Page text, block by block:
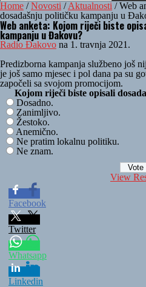
Home /Novosti /Aktualnosti /Web
dosadašnju političku kampanju u
Web anketa: Kojom riječi biste
kampanju u Đakovu?
Radio Đakovo na 1. travnja 2021.
Predizborna kampanja službeno još
je još samo mjesec i pol dana pa su
započeli sa svojom promocijom.
Kojom riječi biste opisali
Dosadno.
Zanimljivo.
Žestoko.
Anemično.
Ne pratim lokalnu politiku.
Ne znam.
View
Facebook
Twitter
Whatsapp
Linkedin